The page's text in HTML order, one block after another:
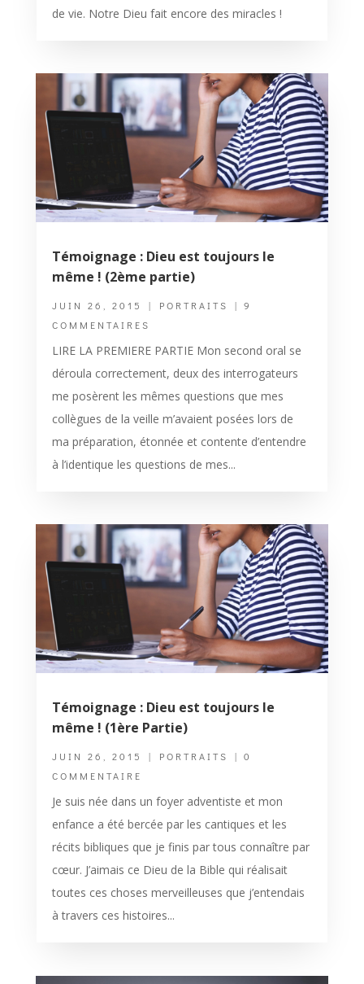
de vie. Notre Dieu fait encore des miracles !
Témoignage : Dieu est toujours le
même ! (2ème partie)
JUIN 26, 2015 | PORTRAITS
| 9
COMMENTAIRES
LIRE LA PREMIERE PARTIE Mon second oral se
déroula correctement, deux des interrogateurs
me posèrent les mêmes questions que mes
collègues de la veille m’avaient posées lors de
ma préparation, étonnée et contente d’entendre
à l’identique les questions de mes...
Témoignage : Dieu est toujours le
même ! (1ère Partie)
JUIN 26, 2015 | PORTRAITS
| 0
COMMENTAIRE
Je suis née dans un foyer adventiste et mon
enfance a été bercée par les cantiques et les
récits bibliques que je finis par tous connaître par
cœur. J’aimais ce Dieu de la Bible qui réalisait
toutes ces choses merveilleuses que j’entendais
à travers ces histoires...